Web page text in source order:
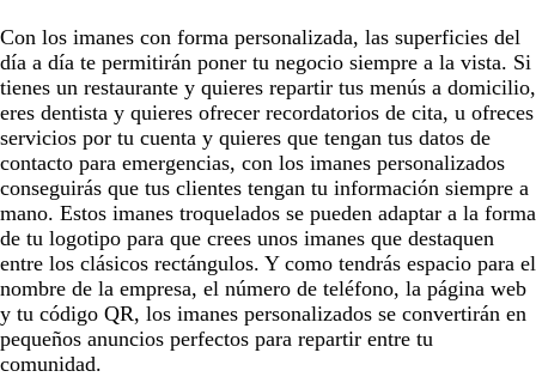
Con los imanes con forma personalizada, las superficies del
día a día te permitirán poner tu negocio siempre a la vista. Si
tienes un restaurante y quieres repartir tus menús a domicilio,
eres dentista y quieres ofrecer recordatorios de cita, u ofreces
servicios por tu cuenta y quieres que tengan tus datos de
contacto para emergencias, con los imanes personalizados
conseguirás que tus clientes tengan tu información siempre a
mano. Estos imanes troquelados se pueden adaptar a la forma
de tu logotipo para que crees unos imanes que destaquen
entre los clásicos rectángulos. Y como tendrás espacio para el
nombre de la empresa, el número de teléfono, la página web
y tu código QR, los imanes personalizados se convertirán en
pequeños anuncios perfectos para repartir entre tu
comunidad.